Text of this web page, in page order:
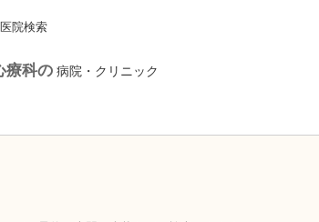
院検索
療科の 病院・クリニック